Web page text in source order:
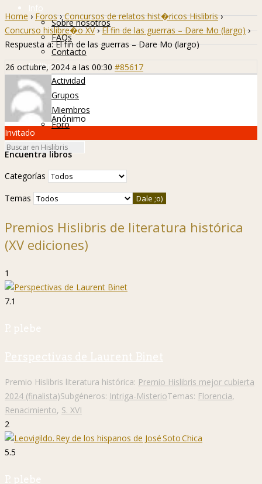
Info
Sobre nosotros
FAQs
Contacto
Hislibreños
Actividad
Grupos
Miembros
Foro
Home › Foros › Concursos de relatos hist�ricos Hislibris ›
Concurso hislibre�o XV › El fin de las guerras – Dare Mo (largo) ›
Respuesta a: El fin de las guerras – Dare Mo (largo)
26 octubre, 2024 a las 00:30 #85617
Anónimo
Invitado
Encuentra libros
Categorías
Temas
Premios Hislibris de literatura histórica
(XV ediciones)
1
7.1
P. plebe
Perspectivas de Laurent Binet
Premio Hislibris literatura histórica: Premio Hislibris mejor cubierta
2024 (finalista)Subgéneros: Intriga-MisterioTemas: Florencia,
Renacimiento, S. XVI
2
5.5
P. plebe